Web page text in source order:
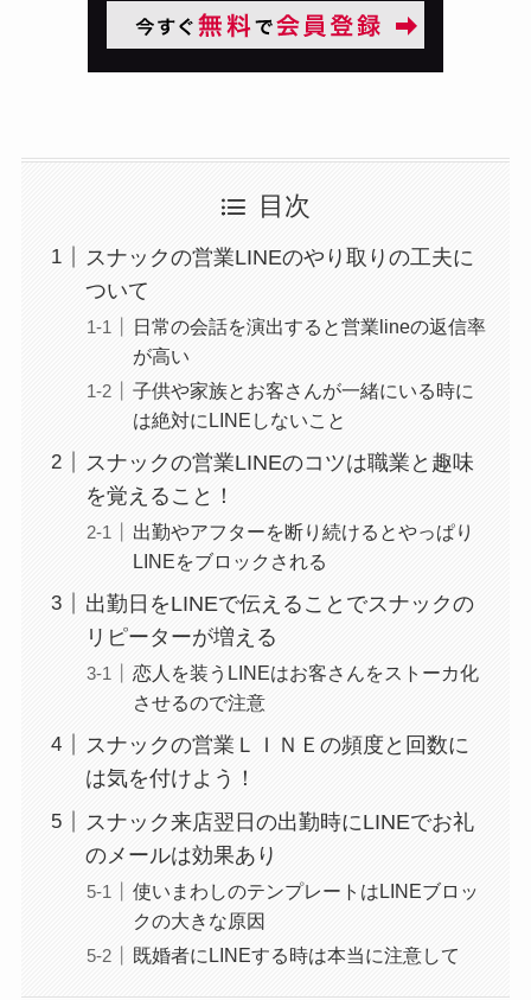
目次
スナックの営業LINEのやり取りの工夫に
ついて
日常の会話を演出すると営業lineの返信率
が高い
子供や家族とお客さんが一緒にいる時に
は絶対にLINEしないこと
スナックの営業LINEのコツは職業と趣味
を覚えること！
出勤やアフターを断り続けるとやっぱり
LINEをブロックされる
出勤日をLINEで伝えることでスナックの
リピーターが増える
恋人を装うLINEはお客さんをストーカ化
させるので注意
スナックの営業ＬＩＮＥの頻度と回数に
は気を付けよう！
スナック来店翌日の出勤時にLINEでお礼
のメールは効果あり
使いまわしのテンプレートはLINEブロッ
クの大きな原因
既婚者にLINEする時は本当に注意して